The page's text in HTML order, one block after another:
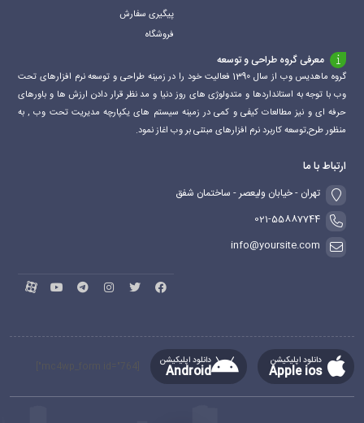
پیگیری سفارش
فروشگاه
معرفی گروه طراحی و توسعه
گروه ماهدیس وب از سال 1390 فعالیت خود را در زمینه طراحی و توسعه نرم افزارهای تحت
وب با توجه به استانداردها و متدولوژی های روز دنیا و مد نظر قرار دادن ارزش ها و باورهای
حرفه ای و نیز مطالعات کیفی و کمی در زمینه سیستم های یکپارچه مدیریت تحت وب , به
منظور طرح,توسعه کاربرد نرم افزارهای مبتنی بر وب اغاز نمود.
ارتباط با ما
تهران - خیابان ولیعصر - ساختمان شفق
021-55887744
info@yoursite.com
دانلود اپلیکیشن
Apple ios
دانلود اپلیکیشن
Android